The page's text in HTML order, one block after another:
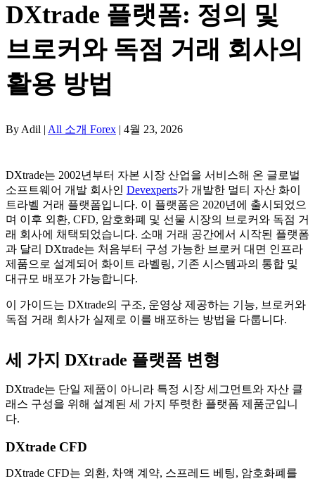
DXtrade 플랫폼: 정의 및
브로커와 독점 거래 회사의
활용 방법
By Adil | All 소개 Forex | 4월 23, 2026
DXtrade는 2002년부터 자본 시장 산업을 서비스해 온 글로벌
소프트웨어 개발 회사인 Devexperts가 개발한 멀티 자산 화이
트라벨 거래 플랫폼입니다. 이 플랫폼은 2020년에 출시되었으
며 이후 외환, CFD, 암호화폐 및 선물 시장의 브로커와 독점 거
래 회사에 채택되었습니다. 소매 거래 공간에서 시작된 플랫폼
과 달리 DXtrade는 처음부터 구성 가능한 브로커 대면 인프라
제품으로 설계되어 화이트 라벨링, 기존 시스템과의 통합 및
대규모 배포가 가능합니다.
이 가이드는 DXtrade의 구조, 운영상 제공하는 기능, 브로커와
독점 거래 회사가 실제로 이를 배포하는 방법을 다룹니다.
세 가지 DXtrade 플랫폼 변형
DXtrade는 단일 제품이 아니라 특정 시장 세그먼트와 자산 클
래스 구성을 위해 설계된 세 가지 뚜렷한 플랫폼 제품군입니
다.
DXtrade CFD
DXtrade CFD는 외환, 차액 계약, 스프레드 베팅, 암호화폐를